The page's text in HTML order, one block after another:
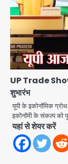
UP Trade Show
शुभारंभ
यूपी के इकोनॉमिक
इकोनॉमी के संकल्प को
यहां से शेयर करें
1
2